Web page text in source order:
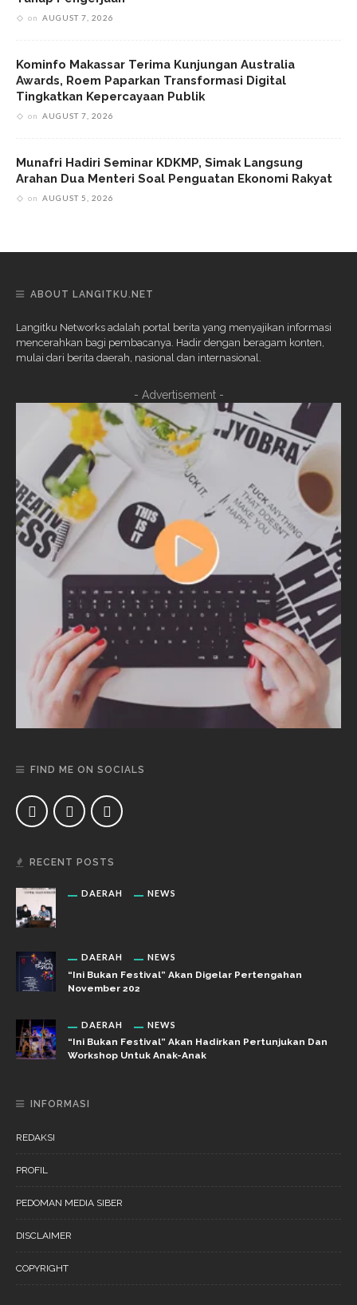
on AUGUST 7, 2026
Kominfo Makassar Terima Kunjungan Australia
Awards, Roem Paparkan Transformasi Digital
Tingkatkan Kepercayaan Publik
on AUGUST 7, 2026
Munafri Hadiri Seminar KDKMP, Simak Langsung
Arahan Dua Menteri Soal Penguatan Ekonomi Rakyat
on AUGUST 5, 2026
ABOUT LANGITKU.NET
Langitku Networks adalah portal berita yang menyajikan informasi
mencerahkan bagi pembacanya. Hadir dengan beragam konten,
mulai dari berita daerah, nasional dan internasional.
- Advertisement -
FIND ME ON SOCIALS
RECENT POSTS
DAERAH NEWS
DAERAH NEWS
“Ini Bukan Festival” Akan Digelar Pertengahan
November 202
DAERAH NEWS
“Ini Bukan Festival” Akan Hadirkan Pertunjukan Dan
Workshop Untuk Anak-Anak
INFORMASI
REDAKSI
PROFIL
PEDOMAN MEDIA SIBER
DISCLAIMER
COPYRIGHT